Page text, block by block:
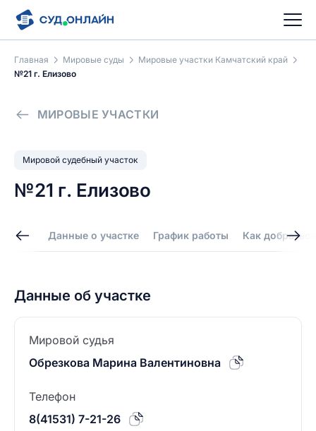
Главная Мировые суды
Мировые участки Камчатский край
№21 г. Елизово
МИРОВЫЕ УЧАСТКИ
Мировой судебный участок
№21 г. Елизово
Данные о участке График работы Как добраться
Данные об участке
Мировой судья
Обрезкова Марина Валентиновна
Телефон
8(41531) 7-21-26